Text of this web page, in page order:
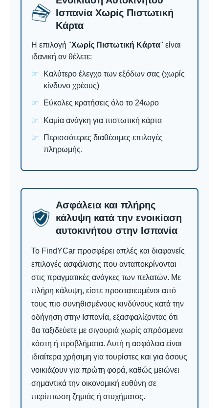
Ισπανία Χωρίς Πιστωτική
Κάρτα
Η επιλογή "Χωρίς Πιστωτική Κάρτα" είναι
ιδανική αν θέλετε:
Καλύτερο έλεγχο των εξόδων σας (χωρίς
κίνδυνο χρέους)
Εύκολες κρατήσεις όλο το 24ωρο
Καμία ανάγκη για πιστωτική κάρτα
Περισσότερες διαθέσιμες επιλογές
πληρωμής.
Ασφάλεια και πλήρης
κάλυψη κατά την ενοικίαση
αυτοκινήτου στην Ισπανία
Το FindYCar προσφέρει απλές και διαφανείς
επιλογές ασφάλισης που ανταποκρίνονται
στις πραγματικές ανάγκες των πελατών. Με
πλήρη κάλυψη, είστε προστατευμένοι από
τους πιο συνηθισμένους κινδύνους κατά την
οδήγηση στην Ισπανία, εξασφαλίζοντας ότι
θα ταξιδεύετε με σιγουριά χωρίς απρόσμενα
κόστη ή προβλήματα. Αυτή η ασφάλεια είναι
ιδιαίτερα χρήσιμη για τουρίστες και για όσους
νοικιάζουν για πρώτη φορά, καθώς μειώνει
σημαντικά την οικονομική ευθύνη σε
περίπτωση ζημιάς ή ατυχήματος.